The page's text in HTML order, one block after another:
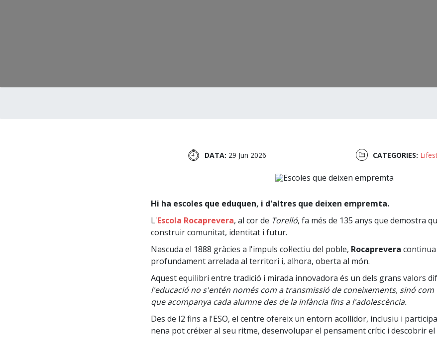
DATA: 29 Jun 2026 CATEGORIES:
Hi ha escoles que eduquen, i d'altres que deixen empremta.
L'Escola Rocaprevera, al cor de Torelló, fa més de 135 anys que demostra
construir comunitat, identitat i futur.
Nascuda el 1888 gràcies a l'impuls col·lectiu del poble, Rocaprevera
profundament arrelada al territori i, alhora, oberta al món.
Aquest equilibri entre tradició i mirada innovadora és un dels grans valors
l'educació no s'entén només com a transmissió de coneixements, sinó
que acompanya cada alumne des de la infància fins a l'adolescència.
Des de I2 fins a l'ESO, el centre ofereix un entorn acollidor, inclusiu i
nena pot créixer al seu ritme, desenvolupar el pensament crític i descobrir